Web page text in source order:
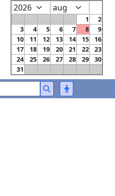
1
2
3
4 5 6 7 8
9
10
11 12 13 14 15
16
17
18 19 20 21 22
23
24
25 26 27 28 29
30
31